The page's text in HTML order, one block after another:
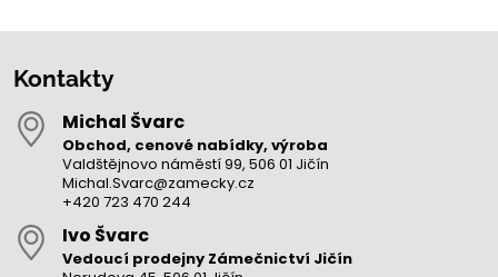
Kontakty
Michal Švarc
Obchod, cenové nabídky, výroba
Valdštějnovo náměstí 99, 506 01 Jičín
Michal.Svarc@zamecky.cz
+420 723 470 244
Ivo Švarc
Vedoucí prodejny Zámečnictví Jičín